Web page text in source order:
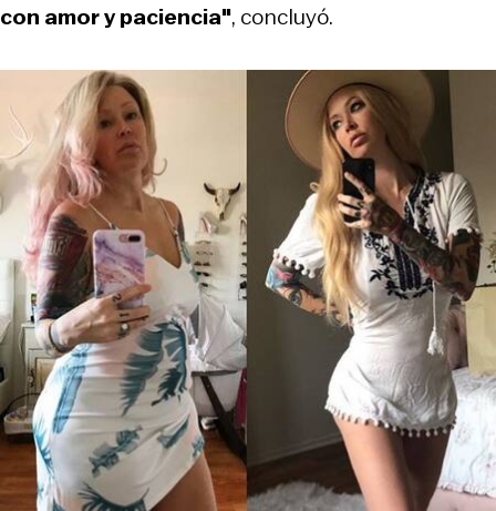
con amor y paciencia", concluyó.